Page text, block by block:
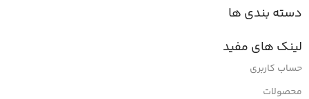
دسته بندی ها
لینک های مفید
حساب کاربری
محصولات